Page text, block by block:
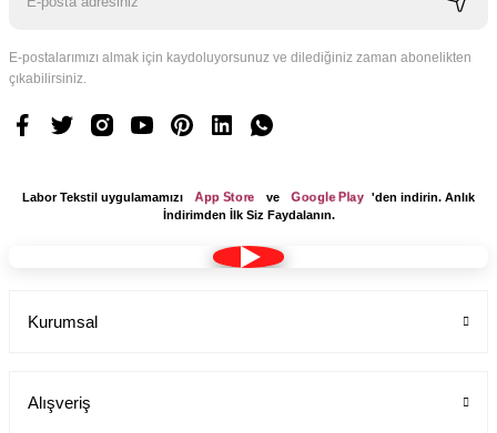
E-postalarımızı almak için kaydoluyorsunuz ve dilediğiniz zaman abonelikten
çıkabilirsiniz.
Labor Tekstil uygulamamızı App Store ve Google Play
'den indirin. Anlık
İndirimden İlk Siz Faydalanın.
Kurumsal
Alışveriş